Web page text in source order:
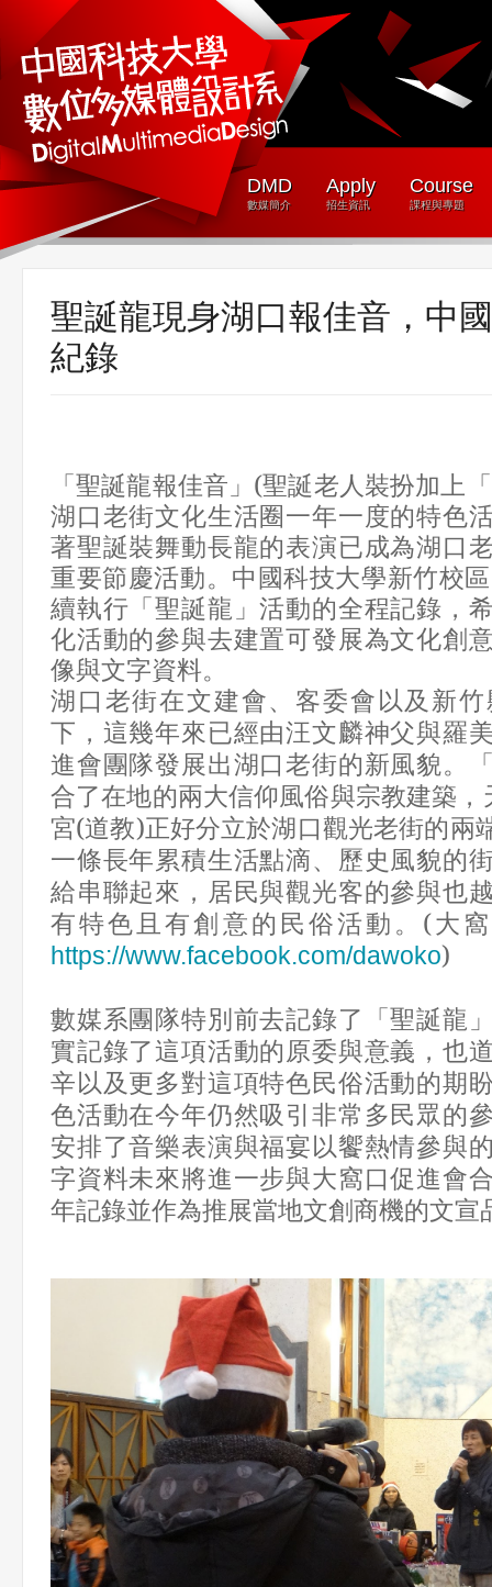
DMD
數媒簡介
Apply
招生資訊
Course
課程與專題
聖誕龍現身湖口報佳音，中
紀錄
「聖誕龍報佳音」 (聖誕老人裝扮加上
湖口老街文化生活圈一年一度的特色
著聖誕裝舞動長龍的表演已成為湖口
重要節慶活動。中國科技大學新竹校
續執行「聖誕龍」活動的全程記錄，
化活動的參與去建置可發展為文化創
像與文字資料。
湖口老街在文建會、客委會以及新
下，這幾年來已經由汪文麟神父與羅
進會團隊發展出湖口老街的新風貌。
合了在地的兩大信仰風俗與宗教建築，
宮(道教)正好分立於湖口觀光老街的兩
一條長年累積生活點滴、歷史風貌的
給串聯起來，居民與觀光客的參與也
有特色且有創意的民俗活動。 (大
https://www.facebook.com/dawoko)
數媒系團隊特別前去記錄了「聖誕龍
實記錄了這項活動的原委與意義，也
辛以及更多對這項特色民俗活動的期
色活動在今年仍然吸引非常多民眾的
安排了音樂表演與福宴以饗熱情參與
字資料未來將進一步與大窩口促進會
年記錄並作為推展當地文創商機的文宣